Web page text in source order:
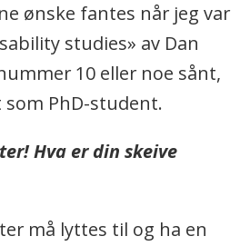
ønske fantes når jeg var
studies» av Dan
10 eller noe sånt,
PhD-student.
Hva er din skeive
må lyttes til og ha en